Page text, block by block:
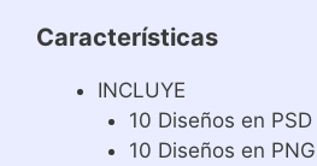
Características
INCLUYE
10 Diseños en PSD
10 Diseños en PNG